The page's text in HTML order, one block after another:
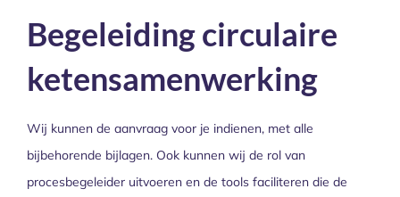
Begeleiding circulaire
ketensamenwerking
Wij kunnen de aanvraag voor je indienen, met alle
bijbehorende bijlagen. Ook kunnen wij de rol van
procesbegeleider uitvoeren en de tools faciliteren die de